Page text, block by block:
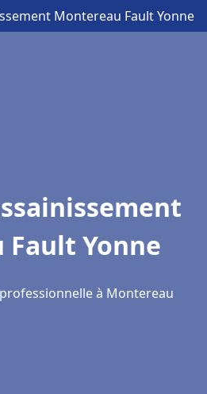
Montereau Fault Yonne
Yonne
à Montereau